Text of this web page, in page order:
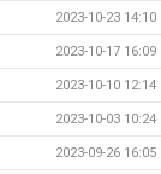
2023-10-23 14:10
2023-10-17 16:09
2023-10-10 12:14
2023-10-03 10:24
2023-09-26 16:05